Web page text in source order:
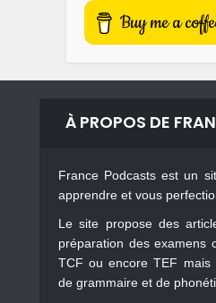
À PROPOS DE
France Podcasts est un
apprendre et vous
Le site propose des
préparation des examens
TCF ou encore TEF mais
de grammaire et de